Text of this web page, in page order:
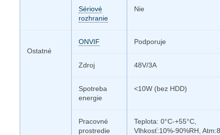
Sériové
rozhranie
Nie
Ostatné
ONVIF Podporuje
Zdroj 48V/3A
Spotreba
energie
<10W (bez HDD)
Pracovné
prostredie
Teplota: 0°C-+55°C,
Vlhkosť:10%-90%RH,